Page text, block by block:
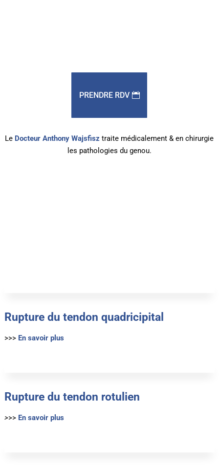
PRENDRE RDV
Le Docteur Anthony Wajsfisz traite médicalement & en chirurgie
les pathologies du genou.
Rupture du tendon quadricipital
>>> En savoir plus
Rupture du tendon rotulien
>>> En savoir plus